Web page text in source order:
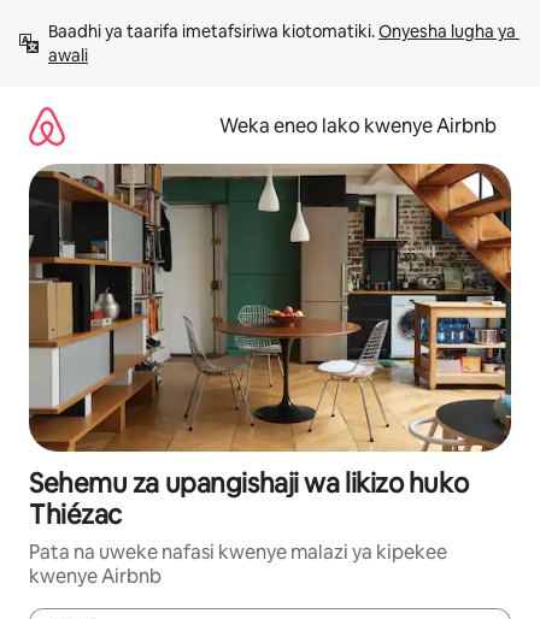
kwenda
kwenye
Baadhi ya taarifa imetafsiriwa kiotomatiki. Onyesha lugha ya
awali
Weka eneo lako kwenye Airbnb
Sehemu za upangishaji wa likizo huko
Thiézac
Pata na uweke nafasi kwenye malazi ya kipekee
kwenye Airbnb